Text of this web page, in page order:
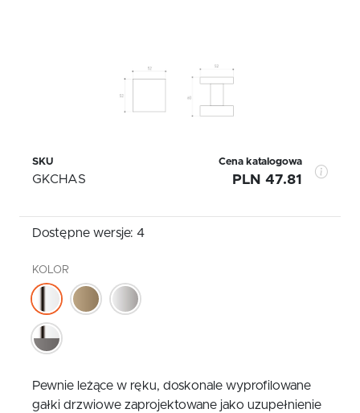
SKU
GKCHAS
Cena katalogowa
PLN 47.81
Dostępne wersje: 4
KOLOR
Pewnie leżące w ręku, doskonale wyprofilowane
gałki drzwiowe zaprojektowane jako uzupełnienie